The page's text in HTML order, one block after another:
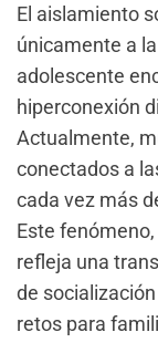
El aislamiento
únicamente a
adolescente
hiperconexión
Actualmente,
conectados a
cada vez más
Este
refleja una
de
retos para